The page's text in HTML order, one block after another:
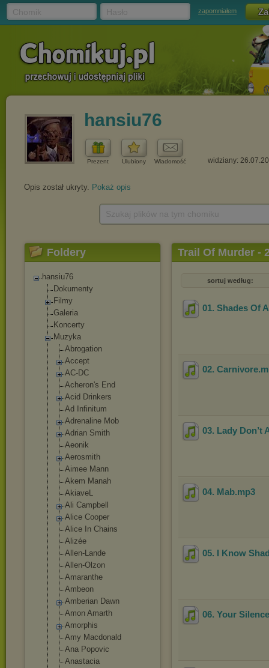
zapomniałem
hansiu76
Prezent Ulubiony Wiadomość widziany:
Opis został ukryty. Pokaż opis
Foldery
hansiu76
Dokumenty
Filmy
Galeria
Koncerty
Muzyka
Abrogation
Accept
AC-DC
Acheron's End
Acid Drinkers
Ad Infinitum
Adrenaline Mob
Adrian Smith
Aeonik
Aerosmith
Aimee Mann
Akem Manah
AkiaveL
Ali Campbell
Alice Cooper
Alice In Chains
Alizée
Allen-Lande
Allen-Olzon
Amaranthe
Ambeon
Amberian Dawn
Amon Amarth
Amorphis
Amy Macdonald
Ana Popovic
Anastacia
Trail Of Murder -
sortuj według:
01. Shades Of
02. Carnivore
03. Lady Don’t
04. Mab.mp3
05. I Know
06. Your Silence